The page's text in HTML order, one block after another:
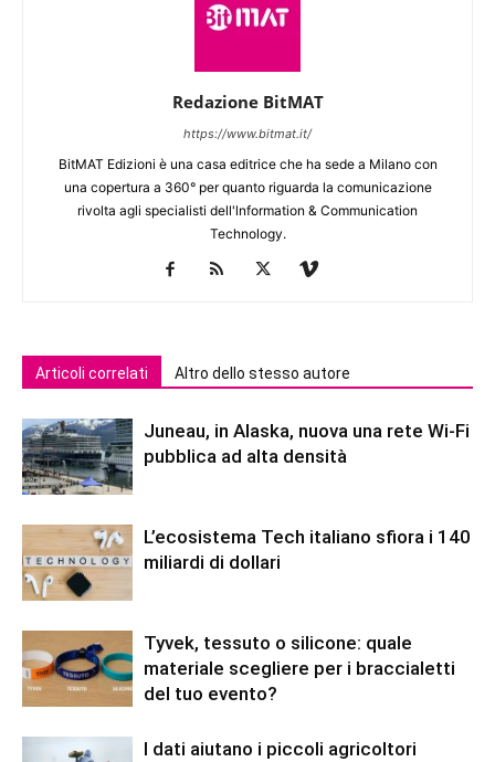
Redazione BitMAT
https://www.bitmat.it/
BitMAT Edizioni è una casa editrice che ha sede a Milano con
una copertura a 360° per quanto riguarda la comunicazione
rivolta agli specialisti dell'lnformation & Communication
Technology.
Articoli correlati Altro dello stesso autore
Juneau, in Alaska, nuova una rete Wi-Fi
pubblica ad alta densità
L’ecosistema Tech italiano sfiora i 140
miliardi di dollari
Tyvek, tessuto o silicone: quale
materiale scegliere per i braccialetti
del tuo evento?
I dati aiutano i piccoli agricoltori